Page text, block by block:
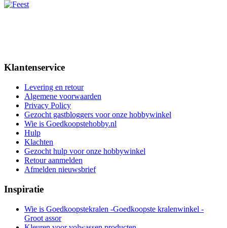
Klantenservice
Levering en retour
Algemene voorwaarden
Privacy Policy
Gezocht gastbloggers voor onze hobbywinkel
Wie is Goedkoopstehobby.nl
Hulp
Klachten
Gezocht hulp voor onze hobbywinkel
Retour aanmelden
Afmelden nieuwsbrief
Inspiratie
Wie is Goedkoopstekralen -Goedkoopste kralenwinkel -
Groot assor